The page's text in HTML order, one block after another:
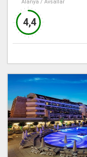
Alanya / Avsallar
4,4